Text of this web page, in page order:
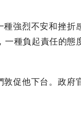
強烈不安和挫折
種負起責任的態
促他下台。政府